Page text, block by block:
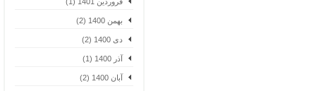
بهمن 1400 (2)
دی 1400 (2)
آذر 1400 (1)
آبان 1400 (2)